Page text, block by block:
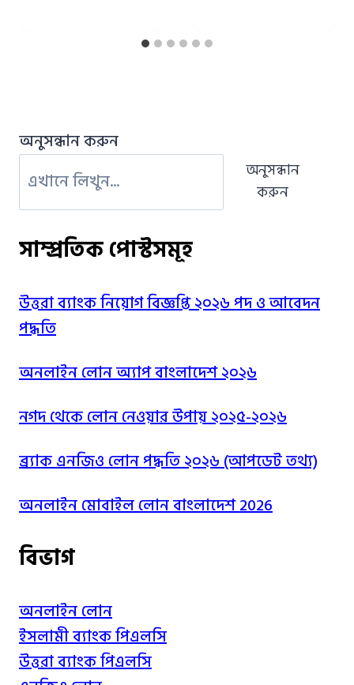
অনুসন্ধান করুন
অনুসন্ধান
করুন
সাম্প্রতিক পোস্টসমূহ
উত্তরা ব্যাংক নিয়োগ বিজ্ঞপ্তি ২০২৬ পদ ও আবেদন
পদ্ধতি
অনলাইন লোন অ্যাপ বাংলাদেশ ২০২৬
নগদ থেকে লোন নেওয়ার উপায় ২০২৫-২০২৬
ব্র্যাক এনজিও লোন পদ্ধতি ২০২৬ (আপডেট তথ্য)
অনলাইন মোবাইল লোন বাংলাদেশ 2026
বিভাগ
অনলাইন লোন
ইসলামী ব্যাংক পিএলসি
উত্তরা ব্যাংক পিএলসি